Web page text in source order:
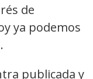
de
ya podemos
publicada y